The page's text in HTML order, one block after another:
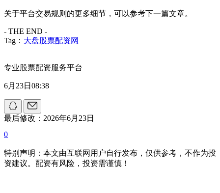
关于平台交易规则的更多细节，可以参考下一篇文章。
- THE END -
Tag： 大盘股票配资网
专业股票配资服务平台
6月23日08:38
最后修改：2026年6月23日
0
特别声明：本文由互联网用户自行发布，仅供参考，不作为投
资建议。配资有风险，投资需谨慎！